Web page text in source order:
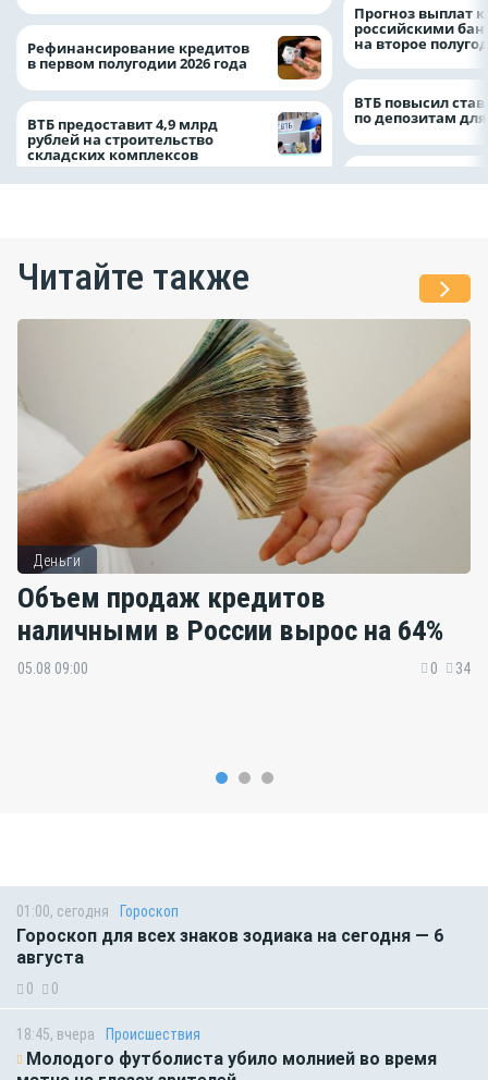
Рефинансирование кредитов
в первом полугодии 2026 года
ВТБ предоставит 4,9 млрд
рублей на строительство
складских комплексов
Прогноз выплат
российскими
на второе
ВТБ повысил
по депозитам
Читайте также
Деньги
Объем продаж кредитов
наличными в России вырос на 64%
05.08 09:00 0 34
01:00, сегодня Гороскоп
Гороскоп для всех знаков зодиака на сегодня — 6
августа
0 0
18:45, вчера Происшествия
Молодого футболиста убило молнией во время